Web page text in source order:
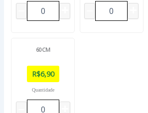
60CM
R$6,90
Quantidade